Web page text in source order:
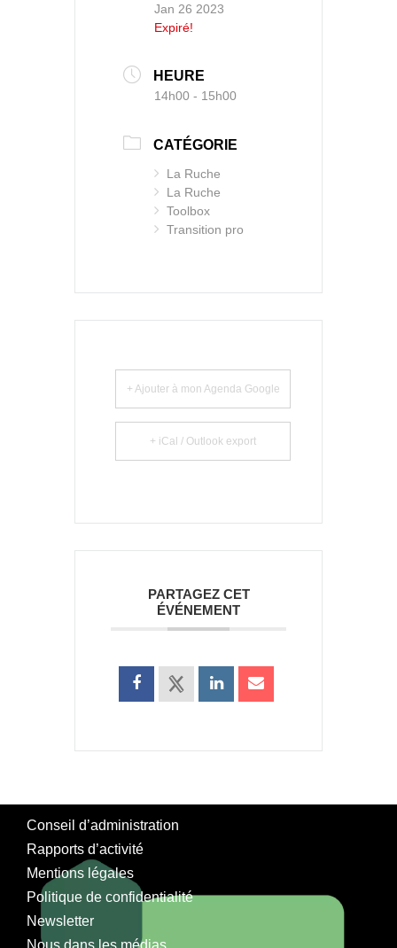
Jan 26 2023
Expiré!
HEURE
14h00 - 15h00
CATÉGORIE
La Ruche
La Ruche
Toolbox
Transition pro
+ Ajouter à mon Agenda Google
+ iCal / Outlook export
PARTAGEZ CET
ÉVÉNEMENT
Conseil d’administration
Rapports d’activité
Mentions légales
Politique de confidentialité
Newsletter
Nous dans les médias